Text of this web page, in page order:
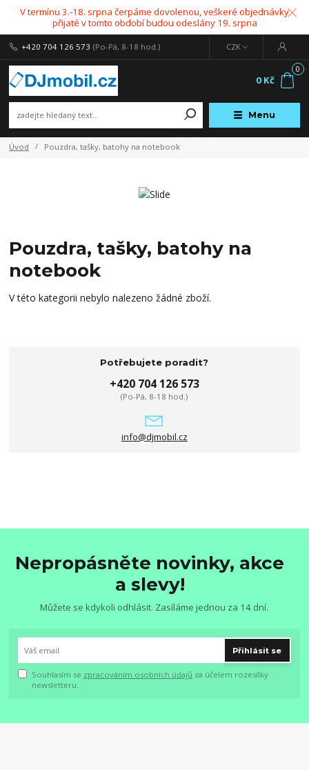
V termínu 3.-18. srpna čerpáme dovolenou, veškeré objednávky
přijaté v tomto období budou odeslány 19. srpna
Menu
CZK
+420 704 126 573 (Po-Pá, 8-18 hod.)
0
0 Kč
Úvod Pouzdra, tašky, batohy na notebook
Pouzdra, tašky, batohy na
notebook
V této kategorii nebylo nalezeno žádné zboží.
Potřebujete poradit?
+420 704 126 573
(Po-Pá, 8-18 hod.)
info@djmobil.cz
Nepropásněte novinky, akce
a slevy!
Můžete se kdykoli odhlásit. Zasíláme jednou za 14 dní.
Přihlásit se
Souhlasím se zpracováním osobních údajů za účelem rozesílky
newsletteru.